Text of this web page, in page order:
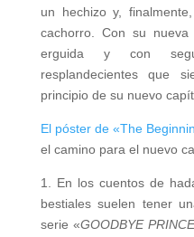
un hechizo y,
cachorro. Con su
erguida y con
resplandecientes que
principio de su nuevo
El póster de «The
el camino para el nuevo
1. En los cuentos de
bestiales suelen tener
serie «GOODBYE